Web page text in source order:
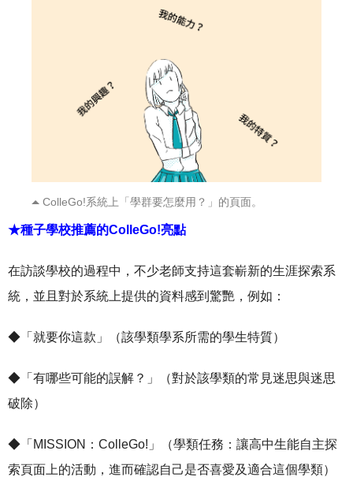
ColleGo!系統上「學群要怎麼用？」的頁面。
★種子學校推薦的ColleGo!亮點
在訪談學校的過程中，不少老師支持這套嶄新的生涯探索系
統，並且對於系統上提供的資料感到驚艷，例如：
◆「就要你這款」（該學類學系所需的學生特質）
◆「有哪些可能的誤解？」（對於該學類的常見迷思與迷思
破除）
◆「MISSION：ColleGo!」（學類任務：讓高中生能自主探
索頁面上的活動，進而確認自己是否喜愛及適合這個學類）